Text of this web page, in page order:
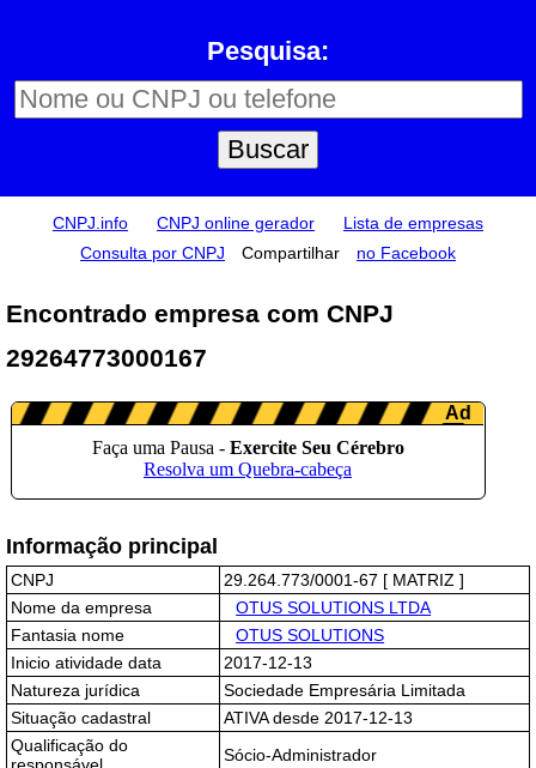
Pesquisa:
CNPJ.info CNPJ online gerador
Lista de empresas
Consulta por CNPJ
Compartilhar no Facebook
Encontrado empresa com CNPJ
29264773000167
Informação principal
CNPJ
29.264.773/0001-67 [ MATRIZ ]
Nome da empresa
OTUS SOLUTIONS LTDA
Fantasia nome
OTUS SOLUTIONS
Inicio atividade data
2017-12-13
Natureza jurídica
Sociedade Empresária Limitada
Situação cadastral
ATIVA desde 2017-12-13
Qualificação do
Sócio-Administrador